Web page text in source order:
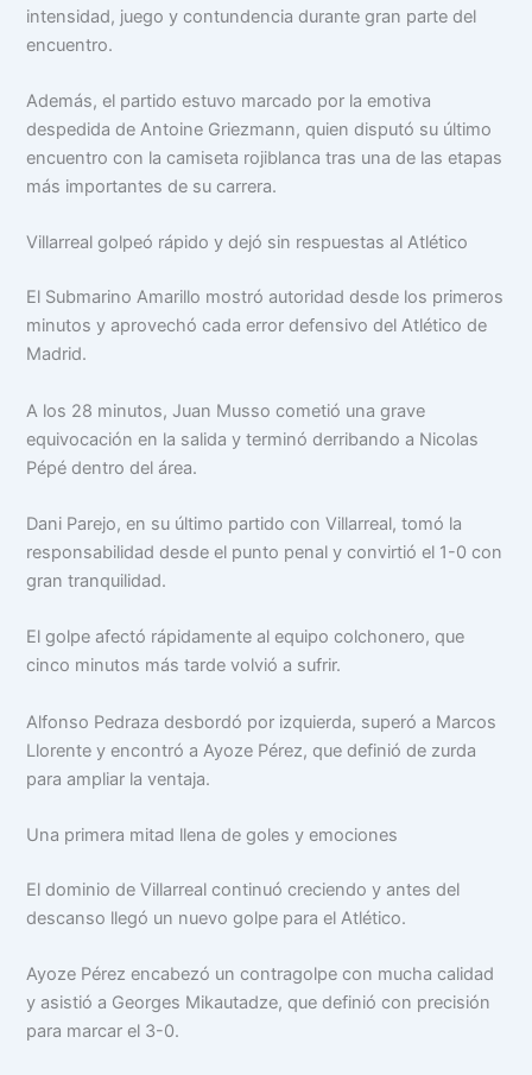
intensidad, juego y contundencia durante gran parte del
encuentro.
Además, el partido estuvo marcado por la emotiva
despedida de Antoine Griezmann, quien disputó su último
encuentro con la camiseta rojiblanca tras una de las etapas
más importantes de su carrera.
Villarreal golpeó rápido y dejó sin respuestas al Atlético
El Submarino Amarillo mostró autoridad desde los primeros
minutos y aprovechó cada error defensivo del Atlético de
Madrid.
A los 28 minutos, Juan Musso cometió una grave
equivocación en la salida y terminó derribando a Nicolas
Pépé dentro del área.
Dani Parejo, en su último partido con Villarreal, tomó la
responsabilidad desde el punto penal y convirtió el 1-0 con
gran tranquilidad.
El golpe afectó rápidamente al equipo colchonero, que
cinco minutos más tarde volvió a sufrir.
Alfonso Pedraza desbordó por izquierda, superó a Marcos
Llorente y encontró a Ayoze Pérez, que definió de zurda
para ampliar la ventaja.
Una primera mitad llena de goles y emociones
El dominio de Villarreal continuó creciendo y antes del
descanso llegó un nuevo golpe para el Atlético.
Ayoze Pérez encabezó un contragolpe con mucha calidad
y asistió a Georges Mikautadze, que definió con precisión
para marcar el 3-0.